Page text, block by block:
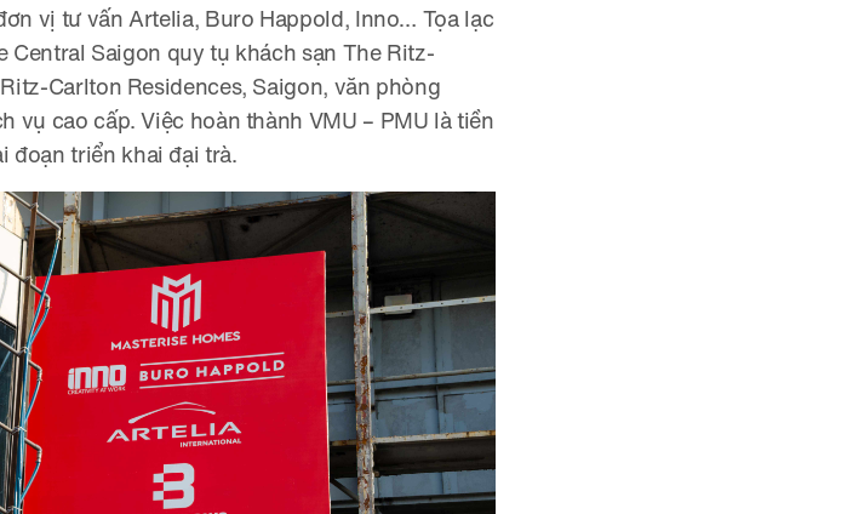
vị tư vấn Artelia, Buro Happold, Inno… Tọa lạc
Saigon quy tụ khách sạn The Ritz-
Carlton Residences, Saigon, văn phòng
vụ cao cấp. Việc hoàn thành VMU – PMU là tiền
đoạn triển khai đại trà.